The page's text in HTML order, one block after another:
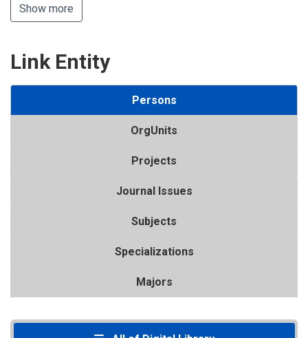
Show more
Link Entity
Persons
OrgUnits
Projects
Journal Issues
Subjects
Specializations
Majors